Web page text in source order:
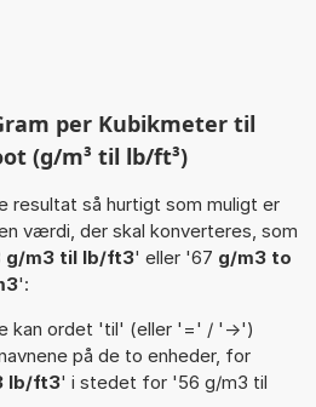
per Kubikmeter til
(g/m³ til lb/ft³)
resultat så hurtigt som muligt er
værdi, der skal konverteres, som
g/m3 til lb/ft3' eller '67 g/m3 to
':
kan ordet 'til' (eller '=' / '->')
på de to enheder, for
lb/ft3' i stedet for '56 g/m3 til